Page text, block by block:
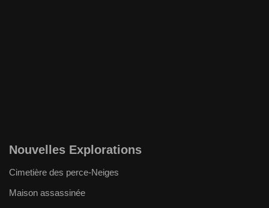
Nouvelles Explorations
Cimetière des perce-Neiges
Maison assassinée